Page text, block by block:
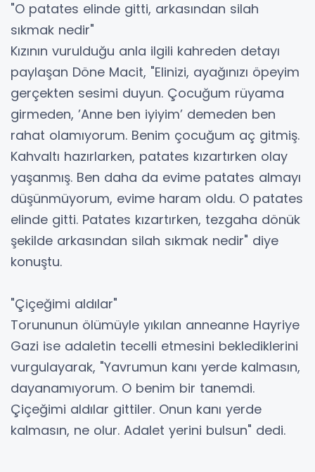
"O patates elinde gitti, arkasından silah
sıkmak nedir"
Kızının vurulduğu anla ilgili kahreden detayı
paylaşan Döne Macit, "Elinizi, ayağınızı öpeyim
gerçekten sesimi duyun. Çocuğum rüyama
girmeden, ’Anne ben iyiyim’ demeden ben
rahat olamıyorum. Benim çocuğum aç gitmiş.
Kahvaltı hazırlarken, patates kızartırken olay
yaşanmış. Ben daha da evime patates almayı
düşünmüyorum, evime haram oldu. O patates
elinde gitti. Patates kızartırken, tezgaha dönük
şekilde arkasından silah sıkmak nedir" diye
konuştu.
"Çiçeğimi aldılar"
Torununun ölümüyle yıkılan anneanne Hayriye
Gazi ise adaletin tecelli etmesini beklediklerini
vurgulayarak, "Yavrumun kanı yerde kalmasın,
dayanamıyorum. O benim bir tanemdi.
Çiçeğimi aldılar gittiler. Onun kanı yerde
kalmasın, ne olur. Adalet yerini bulsun" dedi.